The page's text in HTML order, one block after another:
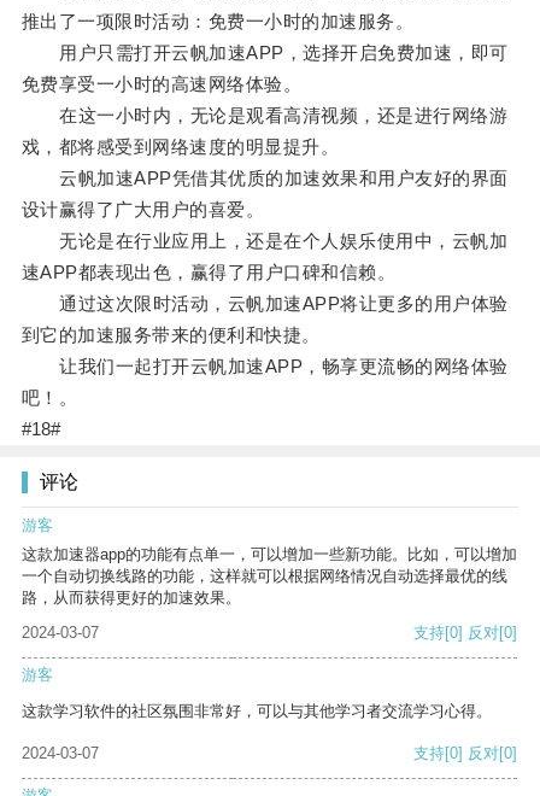
推出了一项限时活动：免费一小时的加速服务。
用户只需打开云帆加速APP，选择开启免费加速，即可
免费享受一小时的高速网络体验。
在这一小时内，无论是观看高清视频，还是进行网络游
戏，都将感受到网络速度的明显提升。
云帆加速APP凭借其优质的加速效果和用户友好的界面
设计赢得了广大用户的喜爱。
无论是在行业应用上，还是在个人娱乐使用中，云帆加
速APP都表现出色，赢得了用户口碑和信赖。
通过这次限时活动，云帆加速APP将让更多的用户体验
到它的加速服务带来的便利和快捷。
让我们一起打开云帆加速APP，畅享更流畅的网络体验
吧！。
#18#
评论
游客
这款加速器app的功能有点单一，可以增加一些新功能。比如，可以增加
一个自动切换线路的功能，这样就可以根据网络情况自动选择最优的线
路，从而获得更好的加速效果。
2024-03-07
支持[0] 反对[0]
游客
这款学习软件的社区氛围非常好，可以与其他学习者交流学习心得。
2024-03-07 支持[0] 反对[0]